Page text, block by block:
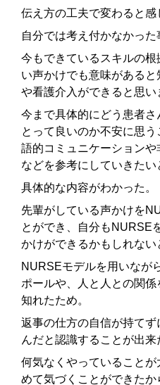
伝え方の工夫で変わると感
自分では考え付かなかった
今もできているスキルの
い声かけでも意味がある
や看護介入ができると思い
今まで具体的にどう患者
とって良いのか不安に思
語的コミュニケーション
などを参考にしていきたい
具体的な内容がわかった。
先輩がしている声かけを
とができ、自分もNURSE
かけができるかもしれない
NURSEモデルを用いなが
ポールや、人と人との関
知れたため。
返事の仕方の自信が持て
んだと認識することが出来
何気なくやっていること
めて気づくことができたか